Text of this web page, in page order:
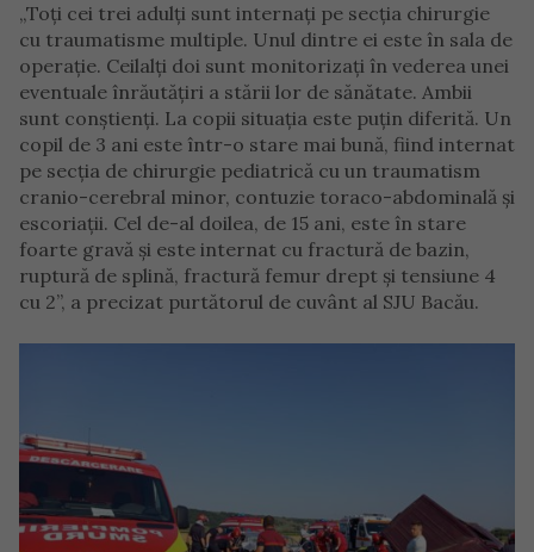
„Toţi cei trei adulţi sunt internaţi pe secţia chirurgie
cu traumatisme multiple. Unul dintre ei este în sala de
operaţie. Ceilalţi doi sunt monitorizaţi în vederea unei
eventuale înrăutăţiri a stării lor de sănătate. Ambii
sunt conştienţi. La copii situaţia este puţin diferită. Un
copil de 3 ani este într-o stare mai bună, fiind internat
pe secţia de chirurgie pediatrică cu un traumatism
cranio-cerebral minor, contuzie toraco-abdominală şi
escoriaţii. Cel de-al doilea, de 15 ani, este în stare
foarte gravă şi este internat cu fractură de bazin,
ruptură de splină, fractură femur drept şi tensiune 4
cu 2”, a precizat purtătorul de cuvânt al SJU Bacău.